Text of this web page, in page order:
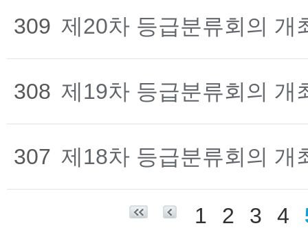
309 제20차 등급분류회의 개
308 제19차 등급분류회의 개
307 제18차 등급분류회의 개
1 2 3 4